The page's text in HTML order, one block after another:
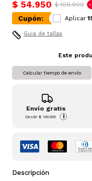
$ 54.950 $ 109.900
Cupón: Aplicar
Guia de tallas
Este
Calcular tiempo de envío
Envío gratis
Desde$ 100.000 i
Descripción